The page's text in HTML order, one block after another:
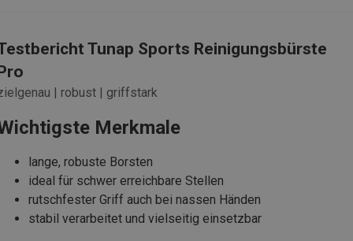
Tunap Sports Reinigungsbürste
| robust | griffstark
Merkmale
lange, robuste Borsten
ideal für schwer erreichbare Stellen
rutschfester Griff auch bei nassen Händen
stabil verarbeitet und vielseitig einsetzbar